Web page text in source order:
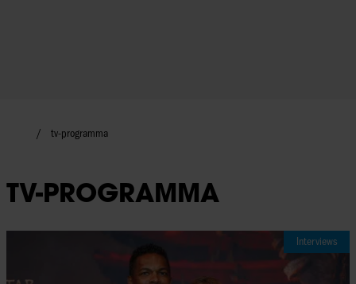
tv-programma
TV-PROGRAMMA
Interviews